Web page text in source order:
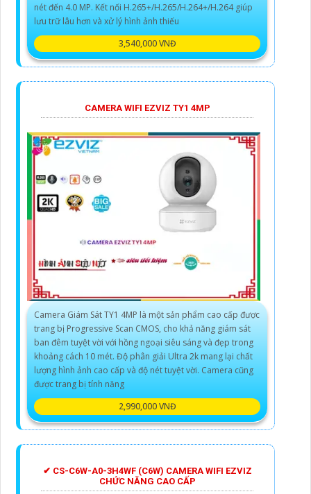
nét đến 4.0 MP. Kết nối H.265+/H.265/H.264+/H.264 giúp
lưu trữ lâu hơn và xử lý hình ảnh thiếu
3,540,000 VNĐ
CAMERA WIFI EZVIZ TY1 4MP
Camera Giám Sát TY1 4MP là một sản phẩm cao cấp được
trang bị Progressive Scan CMOS, cho khả năng giám sát
ban đêm tuyệt vời với hồng ngoại siêu sáng và đẹp trong
khoảng cách 10 mét. Độ phân giải Ultra 2k mang lại chất
lượng hình ảnh cao cấp và độ nét tuyệt vời. Camera cũng
được trang bị tính năng
2,990,000 VNĐ
✔ CS-C6W-A0-3H4WF (C6W) CAMERA WIFI EZVIZ
CHỨC NĂNG CAO CẤP